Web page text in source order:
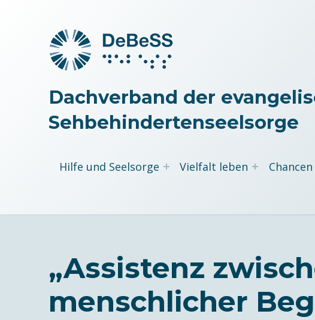
Dachverband der
Sehbehindertenseelsorge
Hilfe und Seelsorge Vielfalt leben
„Assistenz
menschlicher